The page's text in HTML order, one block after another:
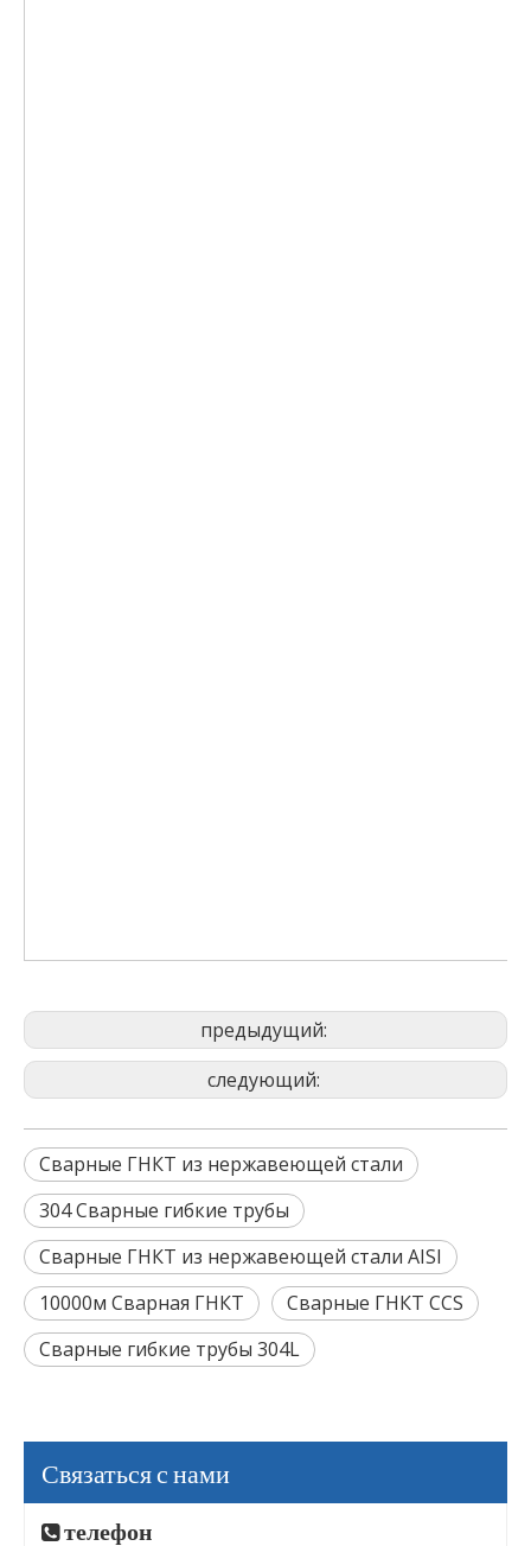
предыдущий:
следующий:
Сварные ГНКТ из нержавеющей стали
304 Сварные гибкие трубы
Сварные ГНКТ из нержавеющей стали AISI
10000м Сварная ГНКТ
Сварные ГНКТ CCS
Сварные гибкие трубы 304L
Связаться с нами
 телефон